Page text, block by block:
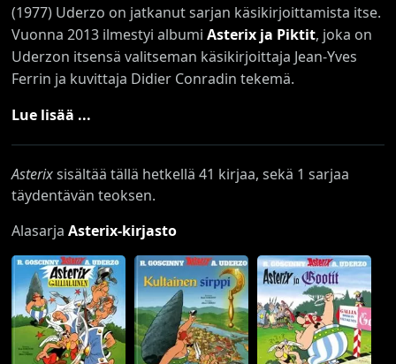
(1977) Uderzo on jatkanut sarjan käsikirjoittamista itse.
Vuonna 2013 ilmestyi albumiAsterix ja Piktit, joka on
Uderzon itsensä valitseman käsikirjoittaja Jean-Yves
Ferrin ja kuvittaja Didier Conradin tekemä.
Lue lisää ...
Asterixsisältää tällä hetkellä 41 kirjaa, sekä 1 sarjaa
täydentävän teoksen.
AlasarjaAsterix-kirjasto